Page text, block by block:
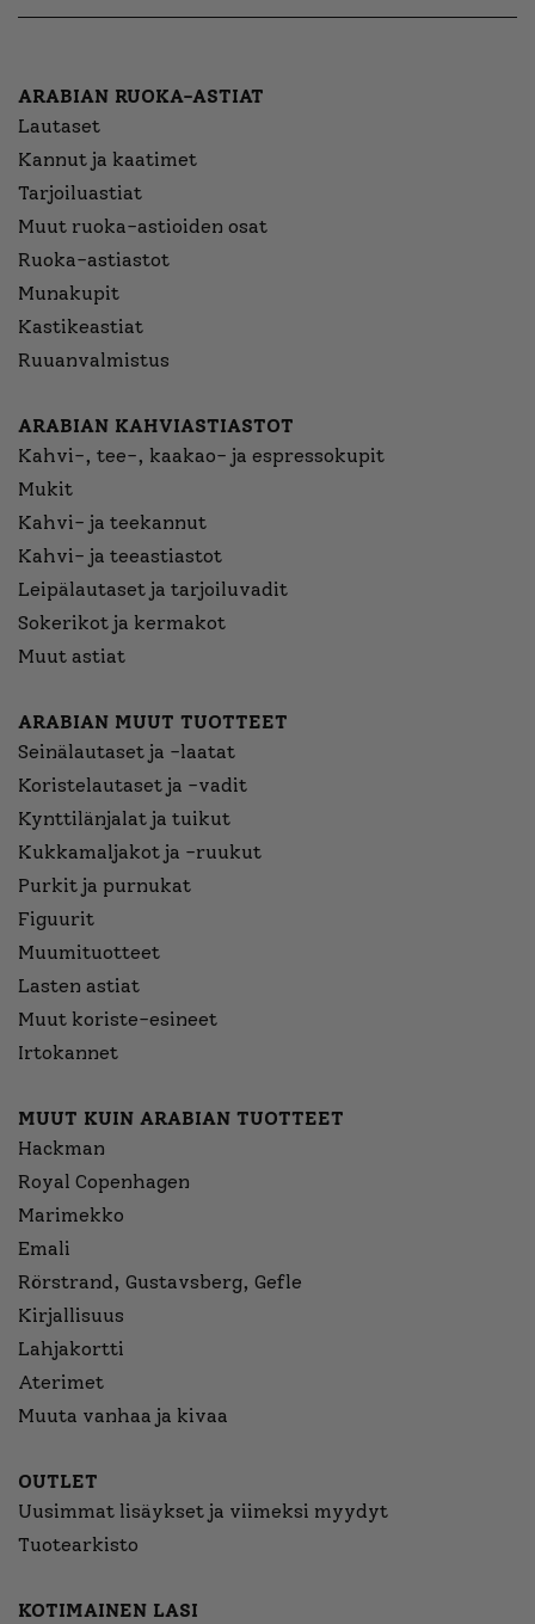
ARABIAN RUOKA-ASTIAT
Lautaset
Kannut ja kaatimet
Tarjoiluastiat
Muut ruoka-astioiden osat
Ruoka-astiastot
Munakupit
Kastikeastiat
Ruuanvalmistus
ARABIAN KAHVIASTIASTOT
Kahvi-, tee-, kaakao- ja espressokupit
Mukit
Kahvi- ja teekannut
Kahvi- ja teeastiastot
Leipälautaset ja tarjoiluvadit
Sokerikot ja kermakot
Muut astiat
ARABIAN MUUT TUOTTEET
Seinälautaset ja -laatat
Koristelautaset ja -vadit
Kynttilänjalat ja tuikut
Kukkamaljakot ja -ruukut
Purkit ja purnukat
Figuurit
Muumituotteet
Lasten astiat
Muut koriste-esineet
Irtokannet
MUUT KUIN ARABIAN TUOTTEET
Hackman
Royal Copenhagen
Marimekko
Emali
Rörstrand, Gustavsberg, Gefle
Kirjallisuus
Lahjakortti
Aterimet
Muuta vanhaa ja kivaa
OUTLET
Uusimmat lisäykset ja viimeksi myydyt
Tuotearkisto
KOTIMAINEN LASI